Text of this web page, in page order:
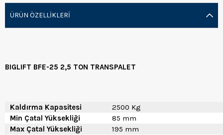
ÜRÜN ÖZELLIKLERI
BIGLIFT BFE-25 2,5 TON TRANSPALET
Kaldırma Kapasitesi
2500 Kg
Min Çatal Yüksekliği
85 mm
Max Çatal Yüksekliği
195 mm